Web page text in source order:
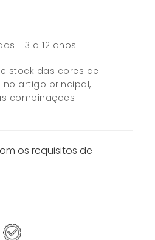
- 3 a 12 anos
stock das cores de
artigo principal,
combinações
os requisitos de